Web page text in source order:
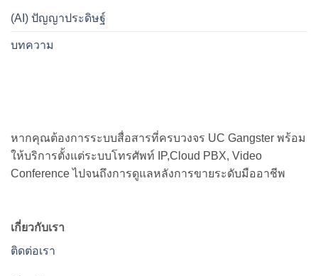
(AI) ปัญญาประดิษฐ์
บทความ
หากคุณต้องการระบบสื่อสารที่ครบวงจร UC Gangster พร้อม
ให้บริการตั้งแต่ระบบโทรศัพท์ IP,Cloud PBX, Video
Conference ไปจนถึงการดูแลหลังการขายระดับมืออาชีพ
เกี่ยวกับเรา
ติดต่อเรา